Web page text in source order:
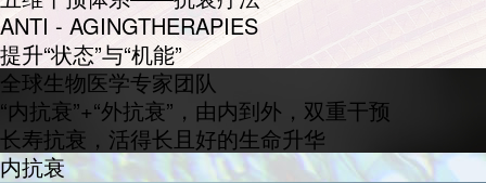
ANTI - AGINGTHERAPIES
提升“状态”与“机能”
全球生物医学专家团队
“内抗衰”+“外抗衰”，由内到外，双重干预
长寿抗衰，活得长且好的生命升华
内抗衰